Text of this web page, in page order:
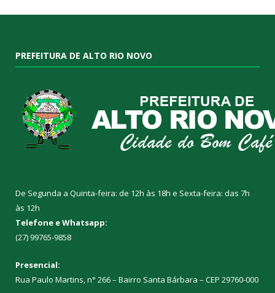
PREFEITURA DE ALTO RIO NOVO
De Segunda a Quinta-feira: de 12h às 18h e Sexta-feira: das 7h
às 12h
Telefone e Whatsapp:
(27) 99765-9858
Presencial:
Rua Paulo Martins, n° 266 – Bairro Santa Bárbara – CEP 29760-000